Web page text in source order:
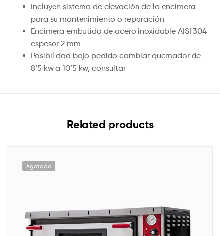
Incluyen sistema de elevación de la encimera
para su mantenimiento o reparación
Encimera embutida de acero inoxidable AISI 304
espesor 2 mm
Posibilidad bajo pedido cambiar quemador de
8’5 kw a 10’5 kw, consultar
Related products
Agotado